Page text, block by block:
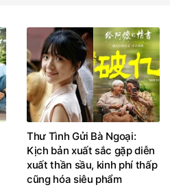
Thư Tình Gửi Bà Ngoại:
Kịch bản xuất sắc gặp diễn
xuất thần sầu, kinh phí thấp
cũng hóa siêu phẩm